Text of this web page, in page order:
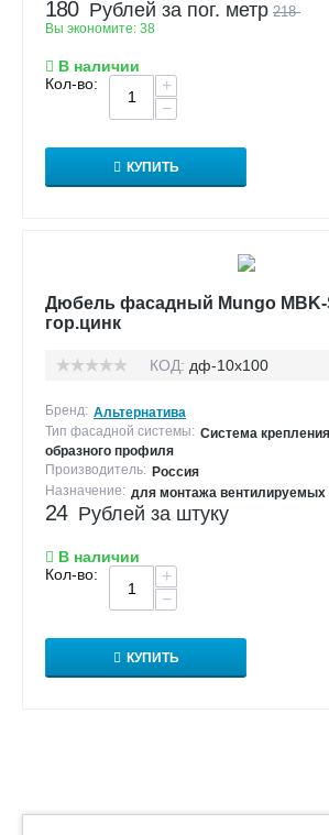
180 Рублей за пог. метр 218
Вы экономите: 38
В наличии
Кол-во:
+
−
КУПИТЬ
Дюбель фасадный Mungo MBK-
гор.цинк
КОД: дф-10х100
Бренд: Альтернатива
Тип фасадной системы: Система
образного профиля
Производитель: Россия
Назначение: для монтажа
24 Рублей за штуку
В наличии
Кол-во:
+
−
КУПИТЬ